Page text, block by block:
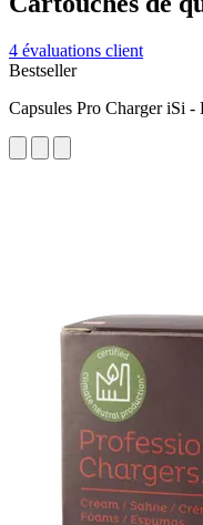
4 évaluations client
Bestseller
Capsules Pro Charger iSi -